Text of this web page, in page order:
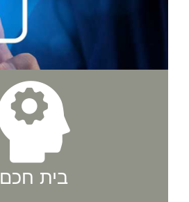
בית חכם